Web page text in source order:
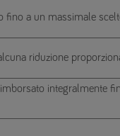
fino a un massimale
riduzione
integralmente